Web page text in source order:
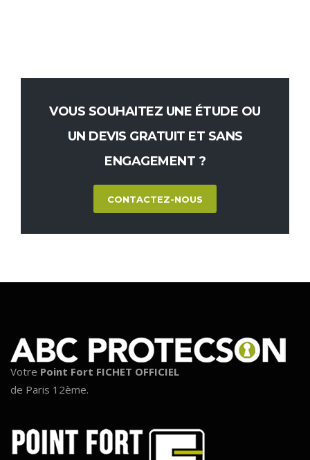
VOUS SOUHAITEZ UNE ÉTUDE OU
UN DEVIS GRATUIT ET SANS
ENGAGEMENT ?
CONTACTEZ-NOUS
Votre Point Fort FICHET OFFICIEL
de Paris 12ème.